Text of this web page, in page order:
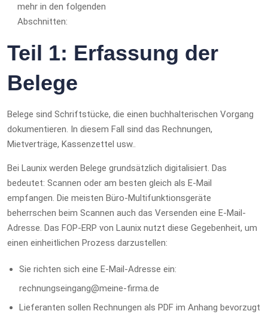
mehr in den folgenden
Abschnitten:
Teil 1: Erfassung der
Belege
Belege sind Schriftstücke, die einen buchhalterischen Vorgang
dokumentieren. In diesem Fall sind das Rechnungen,
Mietverträge, Kassenzettel usw..
Bei Launix werden Belege grundsätzlich digitalisiert. Das
bedeutet: Scannen oder am besten gleich als E-Mail
empfangen. Die meisten Büro-Multifunktionsgeräte
beherrschen beim Scannen auch das Versenden eine E-Mail-
Adresse. Das FOP-ERP von Launix nutzt diese Gegebenheit, um
einen einheitlichen Prozess darzustellen:
Sie richten sich eine E-Mail-Adresse ein:
rechnungseingang@meine-firma.de
Lieferanten sollen Rechnungen als PDF im Anhang bevorzugt